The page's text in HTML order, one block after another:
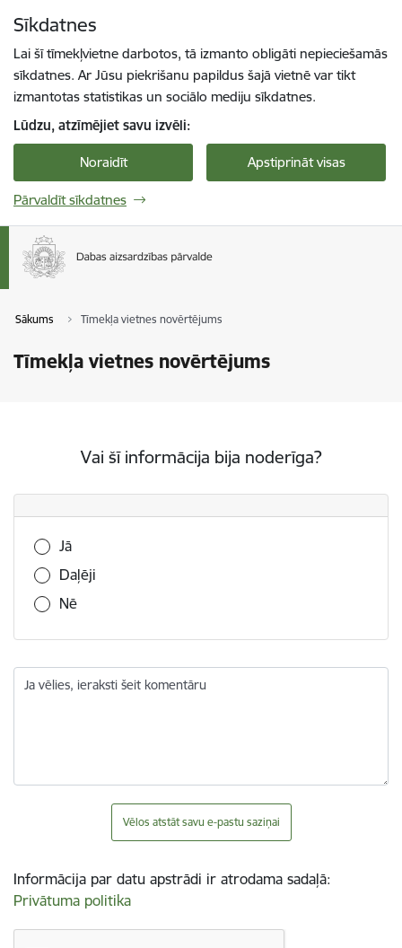
Sīkdatnes
Lai šī tīmekļvietne darbotos, tā izmanto obligāti nepieciešamās
sīkdatnes. Ar Jūsu piekrišanu papildus šajā vietnē var tikt
izmantotas statistikas un sociālo mediju sīkdatnes.
Lūdzu, atzīmējiet savu izvēli:
Noraidīt Apstiprināt visas
Pārvaldīt sīkdatnes
Sākums Tīmekļa vietnes novērtējums
Tīmekļa vietnes novērtējums
Vai šī informācija bija noderīga?
Vai šī informācija bija noderīga?
Jā
Daļēji
Nē
Ja vēlies, ieraksti šeit komentāru
Vēlos atstāt savu e-pastu saziņai
Informācija par datu apstrādi ir atrodama sadaļā:
Privātuma politika